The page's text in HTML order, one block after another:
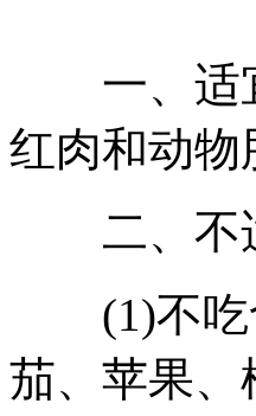
一、适宜
红肉和动物
二、不
(1)不吃
茄、苹果、